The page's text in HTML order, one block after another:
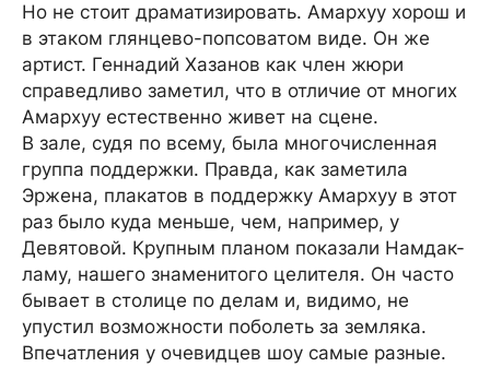
Но не стоит драматизировать. Амархуу хорош и
в этаком глянцево-попсоватом виде. Он же
артист. Геннадий Хазанов как член жюри
справедливо заметил, что в отличие от многих
Амархуу естественно живет на сцене.
В зале, судя по всему, была многочисленная
группа поддержки. Правда, как заметила
Эржена, плакатов в поддержку Амархуу в этот
раз было куда меньше, чем, например, у
Девятовой. Крупным планом показали Намдак-
ламу, нашего знаменитого целителя. Он часто
бывает в столице по делам и, видимо, не
упустил возможности поболеть за земляка.
Впечатления у очевидцев шоу самые разные.